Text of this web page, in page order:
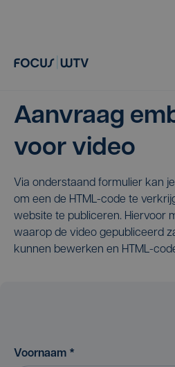
Aanvraag
voor video
Via onderstaand formulier kan
om een de HTML-code te
website te publiceren. Hiervoor
waarop de video gepubliceerd
kunnen bewerken en HTML-
Voornaam *